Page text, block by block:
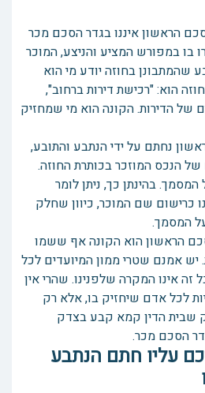
הראשון איננו בגדר הסכם מכר
בו במפורש המציע והניצע, המוכר
שהמתבונן בחוזה יודע מי הוא
הוא: "רכישת דירות ברחוב",
של הדירות. הקונה הוא מי שמחזיק
נחתם על ידי הנתבע והתובע,
הנכס המוזכר בכותרת החוזה.
בהינתן כך, ניתן לומר
כרישום שם המוכר, כיוון שחלק
המסמך.
הראשון הוא הקונה אף ששמו
יש אמנם שטרי ממון המיועדים לכל
אינו המקרה שלפנינו. שהרי אין
לכל אדם שיחזיק בו, אלא רק
שבית הדין קמא קבע בצדק
הסכם מכר.
עליו חתם הנתבע